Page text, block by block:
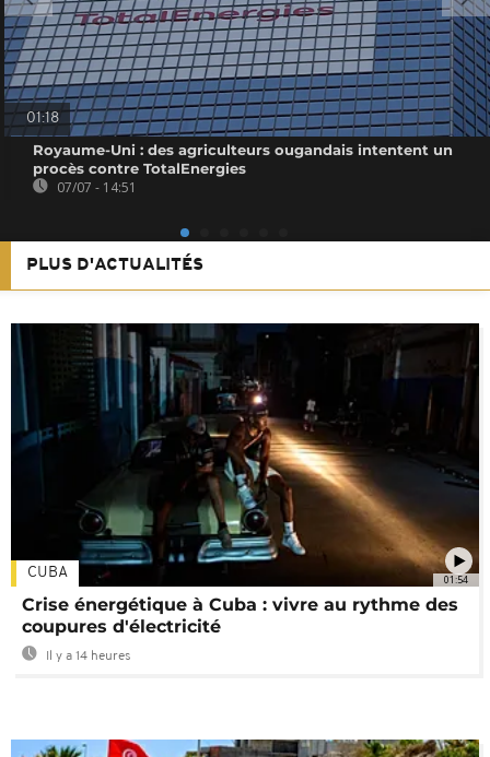
01:18
Royaume-Uni : des agriculteurs ougandais intentent un
procès contre TotalEnergies
07/07 - 14:51
PLUS D'ACTUALITÉS
01:54
CUBA
Crise énergétique à Cuba : vivre au rythme des
coupures d'électricité
Il y a 14 heures